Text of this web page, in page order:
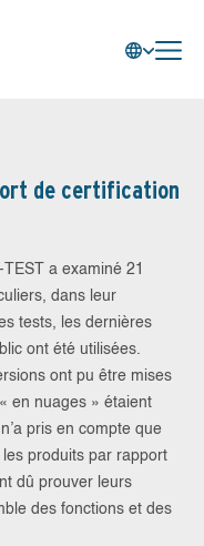
de certification
a examiné 21
dans leur
tests, les dernières
ont été utilisées.
ont pu être mises
en nuages » étaient
pris en compte que
produits par rapport
dû prouver leurs
des fonctions et des